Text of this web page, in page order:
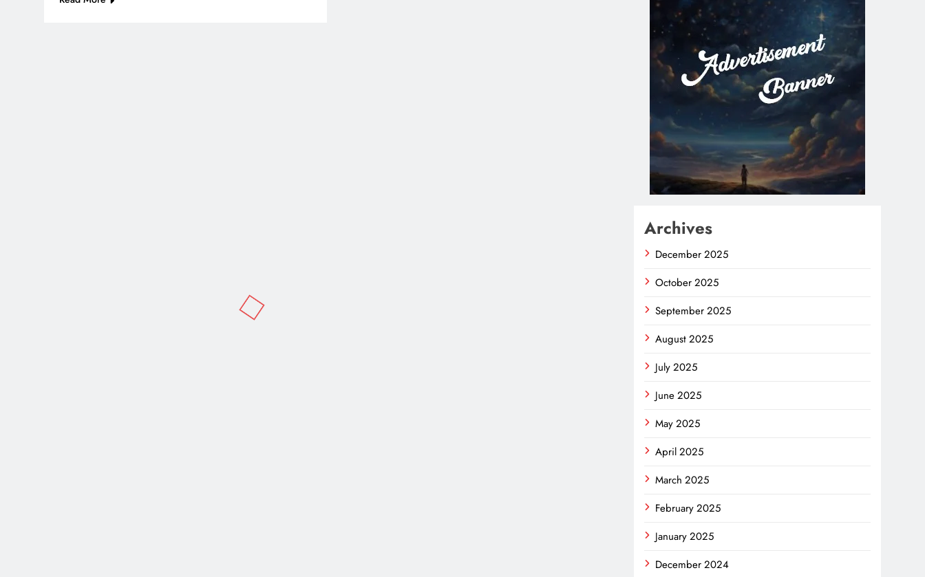
Archives
December 2025
October 2025
September 2025
August 2025
July 2025
June 2025
May 2025
April 2025
March 2025
February 2025
January 2025
December 2024